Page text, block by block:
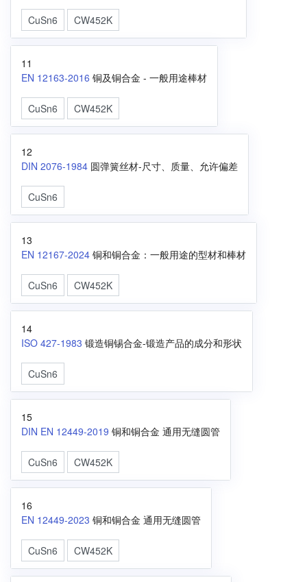
CuSn6 CW452K
11
EN 12163-2016 铜及铜合金 - 一般用途棒材
CuSn6 CW452K
12
DIN 2076-1984 圆弹簧丝材-尺寸、质量、允许偏差
CuSn6
13
EN 12167-2024 铜和铜合金：一般用途的型材和棒材
CuSn6 CW452K
14
ISO 427-1983 锻造铜锡合金-锻造产品的成分和形状
CuSn6
15
DIN EN 12449-2019 铜和铜合金 通用无缝圆管
CuSn6 CW452K
16
EN 12449-2023 铜和铜合金 通用无缝圆管
CuSn6 CW452K